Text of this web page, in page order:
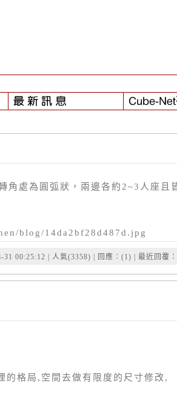
角處為圓弧狀，兩邊各約2~3人座且
blog/14da2bf28d487d.jpg
31 00:25:12 | 人氣(3358) | 回應：(1) | 最近回覆
的格局,空間去做有限度的尺寸修改,